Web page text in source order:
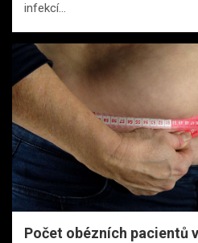
infekcí…
Počet obézních pacientů